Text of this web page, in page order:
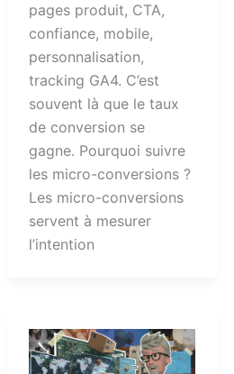
pages produit, CTA,
confiance, mobile,
personnalisation,
tracking GA4. C’est
souvent là que le taux
de conversion se
gagne. Pourquoi suivre
les micro-conversions ?
Les micro-conversions
servent à mesurer
l’intention